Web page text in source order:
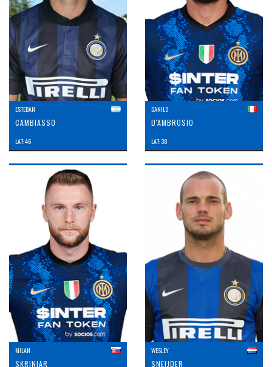
ESTEBAN
CAMBIASSO
LAT: 46
DANILO
D'AMBROSIO
LAT: 38
MILAN
SKRINIAR
WESLEY
SNEIJDER